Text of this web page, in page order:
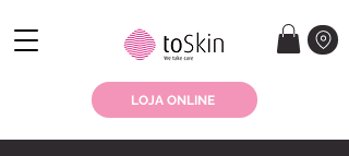
LOJA ONLINE